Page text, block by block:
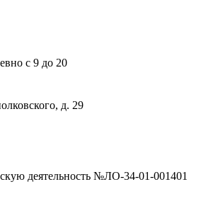
с 9 до 20
д. 29
деятельность №ЛО-34-01-001401